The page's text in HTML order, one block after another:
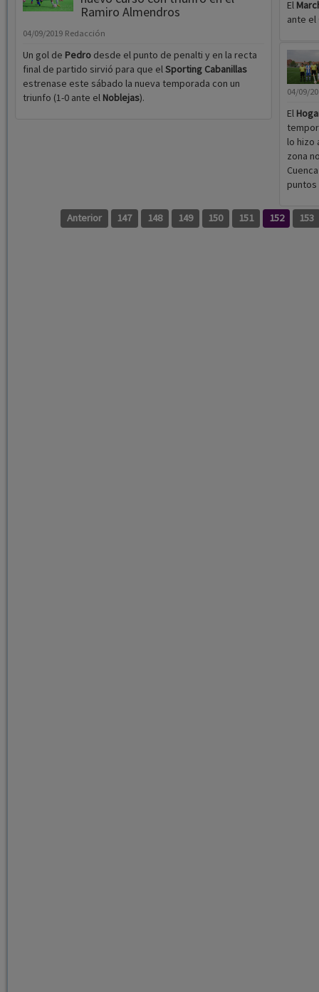
Ramiro Almendros
04/09/2019 Redacción
Un gol de Pedrodesde el punto de penalti y en la recta
final de partido sirvió para que elSporting Cabanillas
estrenase este sábado la nueva temporada con un
triunfo (1-0 ante el Noblejas).
El
ante el
04/09/
El
lo hizo
zona
puntos
Anterior 147 148 149 150 151 152 153